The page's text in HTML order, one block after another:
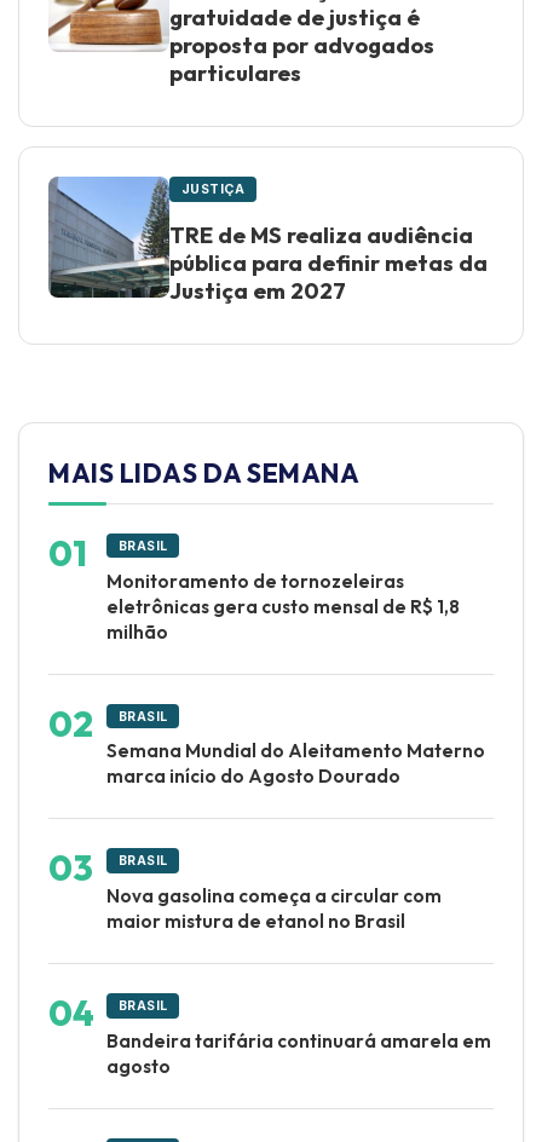
gratuidade de justiça é
proposta por advogados
particulares
JUSTIÇA
TRE de MS realiza audiência
pública para definir metas da
Justiça em 2027
MAIS LIDAS DA SEMANA
BRASIL
Monitoramento de tornozeleiras
eletrônicas gera custo mensal de R$ 1,8
milhão
BRASIL
Semana Mundial do Aleitamento Materno
marca início do Agosto Dourado
BRASIL
Nova gasolina começa a circular com
maior mistura de etanol no Brasil
BRASIL
Bandeira tarifária continuará amarela em
agosto